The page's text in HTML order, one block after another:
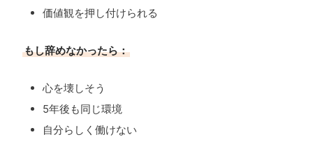
価値観を押し付けられる
もし辞めなかったら：
心を壊しそう
5年後も同じ環境
自分らしく働けない